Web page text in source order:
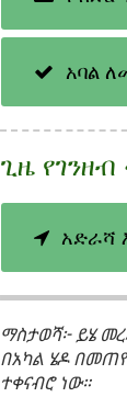
አባል
ጊዜ
አድራሻ
ማስታወሻ፦ ይሄ
በአካል ሄዶ
ተቀናብሮ ነው።